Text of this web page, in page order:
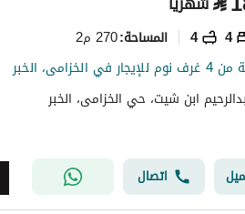
4
4 المساحة:270 م2
الخزامى، الخبر
ابن شيت، حي الخزامى، الخبر
اتصال